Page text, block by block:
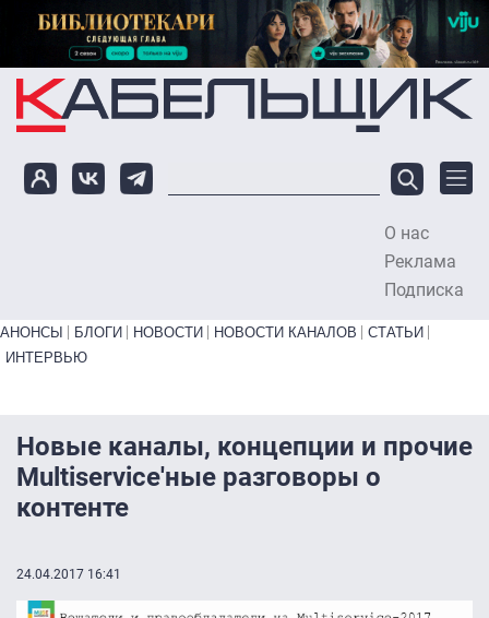
Перейти к основному содержанию
О нас
Реклама
Подписка
Primary links bottom
АНОНСЫ БЛОГИ НОВОСТИ НОВОСТИ КАНАЛОВ
СТАТЬИ
ИНТЕРВЬЮ
Новые каналы, концепции и прочие
Multiservice'ные разговоры о
контенте
24.04.2017 16:41